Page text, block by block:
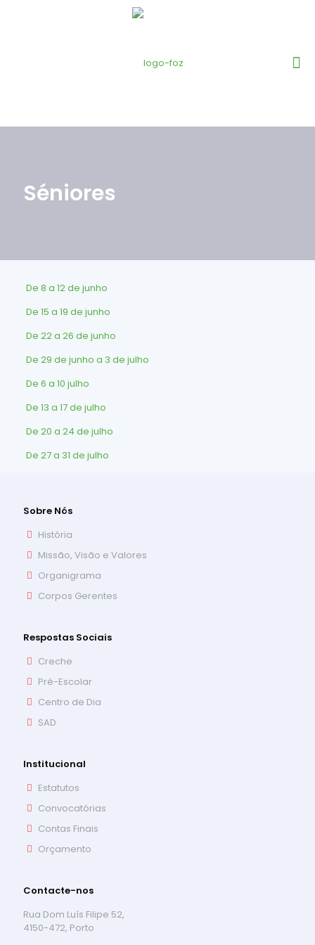
Séniores
De 8 a 12 de junho
De 15 a 19 de junho
De 22 a 26 de junho
De 29 de junho a 3 de julho
De 6 a 10 julho
De 13 a 17 de julho
De 20 a 24 de julho
De 27 a 31 de julho
Sobre Nós
História
Missão, Visão e Valores
Organigrama
Corpos Gerentes
Respostas Sociais
Creche
Pré-Escolar
Centro de Dia
SAD
Institucional
Estatutos
Convocatórias
Contas Finais
Orçamento
Contacte-nos
Rua Dom Luís Filipe 52,
4150-472, Porto